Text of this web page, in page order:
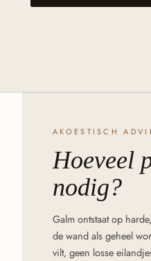
AKOESTISCH
Hoeveel
nodig?
Galm ontstaat op
de wand als geheel
vilt, geen losse